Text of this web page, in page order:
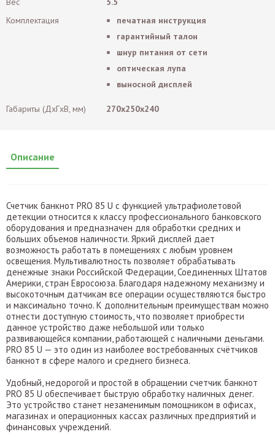
Комплектация
печатная инструкция
гарантийный талон
шнур питания от сети
оптическая лупа
выносной дисплей
Габариты (ДxГxВ, мм) 270x250x240
Описание
Счетчик банкнот PRO 85 U с функцией ультрафиолетовой
детекции относится к классу профессионального банковского
оборудования и предназначен для обработки средних и
больших объемов наличности. Яркий дисплей дает
возможность работать в помещениях с любым уровнем
освещения. Мультивалютность позволяет обрабатывать
денежные знаки Российской Федерации, Соединенных Штатов
Америки, стран Евросоюза. Благодаря надежному механизму и
высокоточным датчикам все операции осуществляются быстро
и максимально точно. К дополнительным преимуществам можно
отнести доступную стоимость, что позволяет приобрести
данное устройство даже небольшой или только
развивающейся компании, работающей с наличными деньгами.
PRO 85 U — это один из наиболее востребованных счётчиков
банкнот в сфере малого и среднего бизнеса.
Удобный, недорогой и простой в обращении счетчик банкнот
PRO 85 U обеспечивает быструю обработку наличных денег.
Это устройство станет незаменимым помощником в офисах,
магазинах и операционных кассах различных предприятий и
финансовых учреждений.